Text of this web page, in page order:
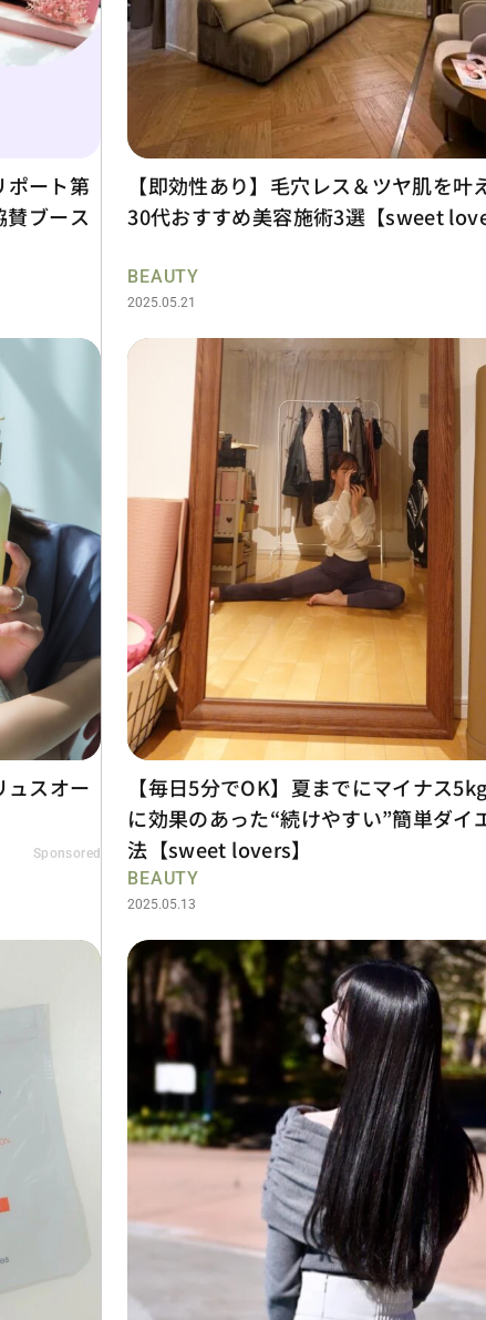
ポート第
賛ブース
【即効性あり】毛穴レス＆ツヤ肌を叶
30代おすすめ美容施術3選【sweet
スオー
Sponsored
BEAUTY
2025.05.21
【毎日5分でOK】夏までにマイナス
に効果のあった“続けやすい”簡単ダイ
法【sweet lovers】
BEAUTY
2025.05.13